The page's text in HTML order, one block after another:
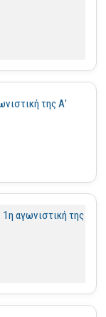
της Α'
αγωνιστική της